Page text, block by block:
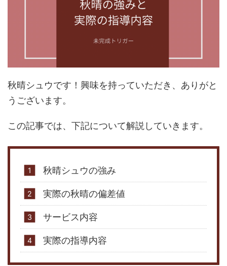
秋晴シュウです！興味を持っていただき、ありがと
うございます。
この記事では、下記について解説していきます。
秋晴シュウの強み
実際の秋晴の偏差値
サービス内容
実際の指導内容